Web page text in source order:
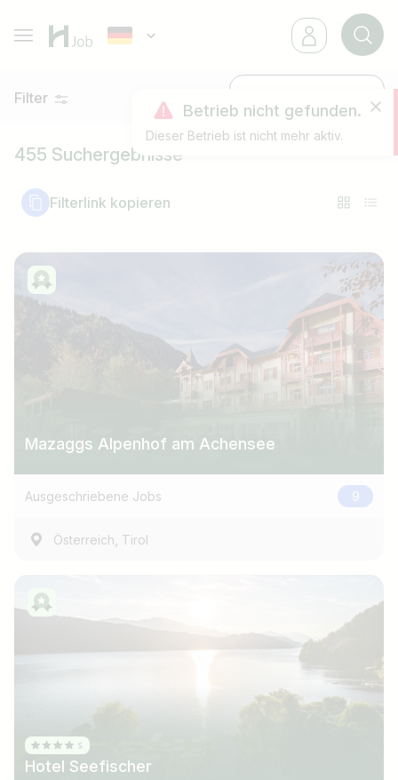
Betrieb nicht gefunden.
Dieser Betrieb ist nicht mehr aktiv.
Filter
455 Suchergebnisse
Filterlink kopieren
Mazaggs Alpenhof am Achensee
Ausgeschriebene Jobs 9
Österreich, Tirol
Hotel Seefischer